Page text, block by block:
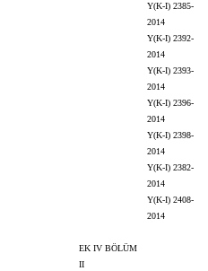
Y(K-I) 2385-
2014
Y(K-I) 2392-
2014
Y(K-I) 2393-
2014
Y(K-I) 2396-
2014
Y(K-I) 2398-
2014
Y(K-I) 2382-
2014
Y(K-I) 2408-
2014
EK IV BÖLÜM
II